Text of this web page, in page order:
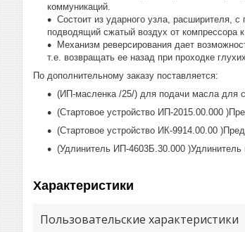
коммуникаций.
Состоит из ударного узла, расширителя,
подводящий сжатый воздух от компрессора к
Механизм реверсирования дает
т.е. возвращать ее назад при проходке
По дополнительному заказу поставляется:
(ИП-масленка /25/) для подачи масла для
(Cтартовое устройство ИП-2015.00.000
(Cтартовое устройство ИК-9914.00.00
(Удлинитель ИП-4603Б.30.000
Характеристики
Пользовательские характеристики